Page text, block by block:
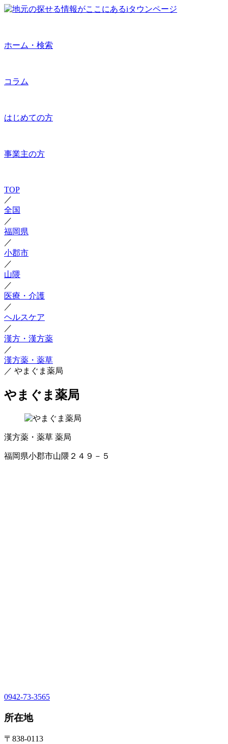
ホーム・検索
コラム
はじめての方
事業主の方
TOP
／
全国
／
福岡県
／
小郡市
／
山隈
／
医療・介護
／
ヘルスケア
／
漢方・漢方薬
／
漢方薬・薬草
／ やまぐま薬局
やまぐま薬局
漢方薬・薬草 薬局
福岡県小郡市山隈２４９－５
0942-73-3565
所在地
〒838-0113